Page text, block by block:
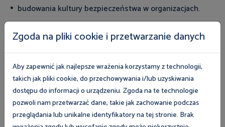
budowania kultury bezpieczeństwa w organizacjach.
Podsumowanie
Udział w wydarzeniu był dla Ośrodka cenną okazją do
wymiany doświadczeń i wzmocnienia współpracy na rzecz
poprawy warunków pracy, a także możliwością aktywnego
uczestnictwa w inicjatywie, której nadrzędnym celem jest
ochrona zdrowia i życia pracowników.
Zgoda na pliki cookie i przetwarzanie danych
Aby zapewnić jak najlepsze wrażenia korzystamy z technologii,
takich jak pliki cookie, do przechowywania i/lub uzyskiwania
dostępu do informacji o urządzeniu. Zgoda na te technologie
pozwoli nam przetwarzać dane, takie jak zachowanie podczas
przeglądania lub unikalne identyfikatory na tej stronie. Brak